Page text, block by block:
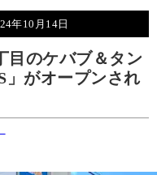
年10月14日
目のケバブ＆タン
」がオープンされ